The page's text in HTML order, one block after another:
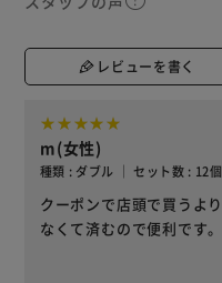
レビューを書く
m(女性)
種類 : ダブル ｜ セット数 : 12
クーポンで店頭で買うよ
なくて済むので便利です。